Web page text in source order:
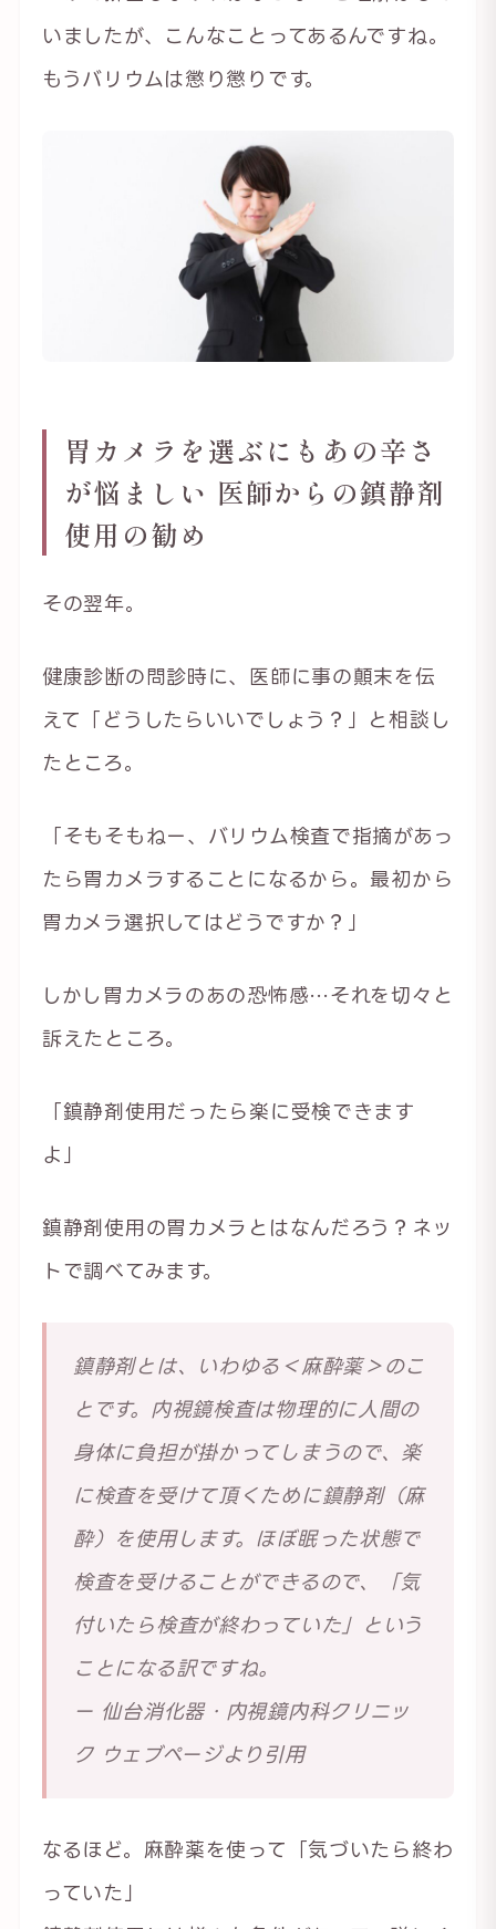
いましたが、こんなことってあるんですね。
もうバリウムは懲り懲りです。
胃カメラを選ぶにもあの辛さ
が悩ましい 医師からの鎮静剤
使用の勧め
その翌年。
健康診断の問診時に、医師に事の顛末を伝
えて「どうしたらいいでしょう？」と相談し
たところ。
「そもそもねー、バリウム検査で指摘があっ
たら胃カメラすることになるから。最初から
胃カメラ選択してはどうですか？」
しかし胃カメラのあの恐怖感…それを切々と
訴えたところ。
「鎮静剤使用だったら楽に受検できます
よ」
鎮静剤使用の胃カメラとはなんだろう？ネッ
トで調べてみます。
鎮静剤とは、いわゆる＜麻酔薬＞のこ
とです。内視鏡検査は物理的に人間の
身体に負担が掛かってしまうので、楽
に検査を受けて頂くために鎮静剤（麻
酔）を使用します。ほぼ眠った状態で
検査を受けることができるので、「気
付いたら検査が終わっていた」という
ことになる訳ですね。
ー 仙台消化器・内視鏡内科クリニッ
ク ウェブページより引用
なるほど。麻酔薬を使って「気づいたら終わ
っていた」